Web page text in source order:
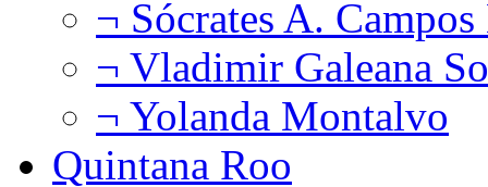
¬ Sócrates A.
¬ Vladimir Galeana
¬ Yolanda Montalvo
Quintana Roo